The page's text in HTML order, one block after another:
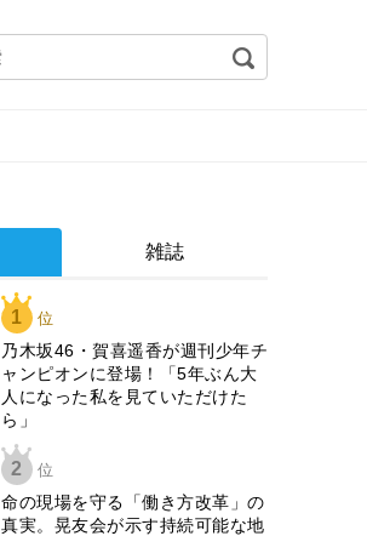
雑誌
1 位
乃木坂46・賀喜遥香が週刊少年チ
ャンピオンに登場！「5年ぶん大
人になった私を見ていただけた
ら」
2 位
​命の現場を守る「働き方改革」の
真実。晃友会が示す持続可能な地